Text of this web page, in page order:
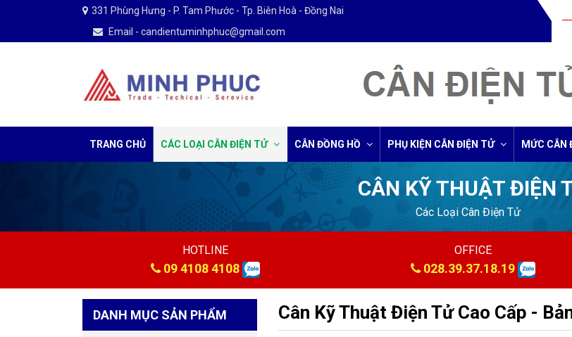
331 Phùng Hưng - P. Tam Phước - Tp. Biên Hoà - Đồng Nai
Email - candientuminhphuc@gmail.com
TRANG CHỦ CÁC LOẠI CÂN ĐIỆN TỬ CÂN ĐỒNG HỒ PHỤ KIỆN CÂN ĐIỆN TỬ MỨC CÂN
CÂN KỸ THUẬT ĐIỆN
Các Loại Cân Điện Tử
HOTLINE
09 4108 4108
OFFICE
028.39.37.18.19
DANH MỤC SẢN PHẨM Cân Kỹ Thuật Điện Tử Cao Cấp -